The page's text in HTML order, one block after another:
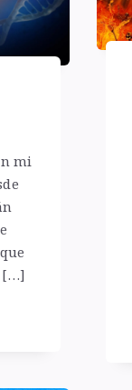
mi
[…]